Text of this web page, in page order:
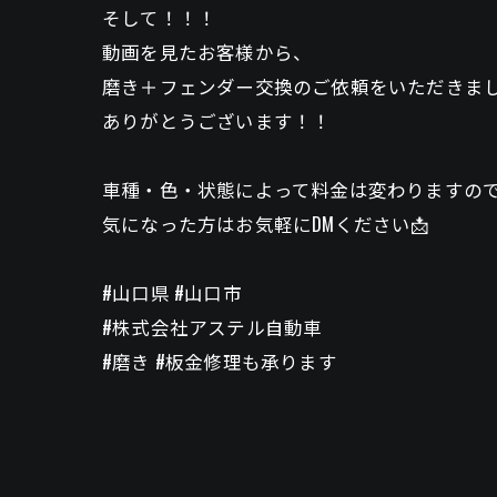
そして！！！
動画を見たお客様から、
磨き＋フェンダー交換のご依頼をいただきま
ありがとうございます！！
車種・色・状態によって料金は変わりますので
気になった方はお気軽にDMください📩
#山口県 #山口市
#株式会社アステル自動車
#磨き #板金修理も承ります